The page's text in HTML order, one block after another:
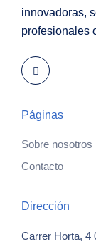
innovadoras,
profesionales
Páginas
Sobre nosotros
Contacto
Dirección
Carrer Horta, 4